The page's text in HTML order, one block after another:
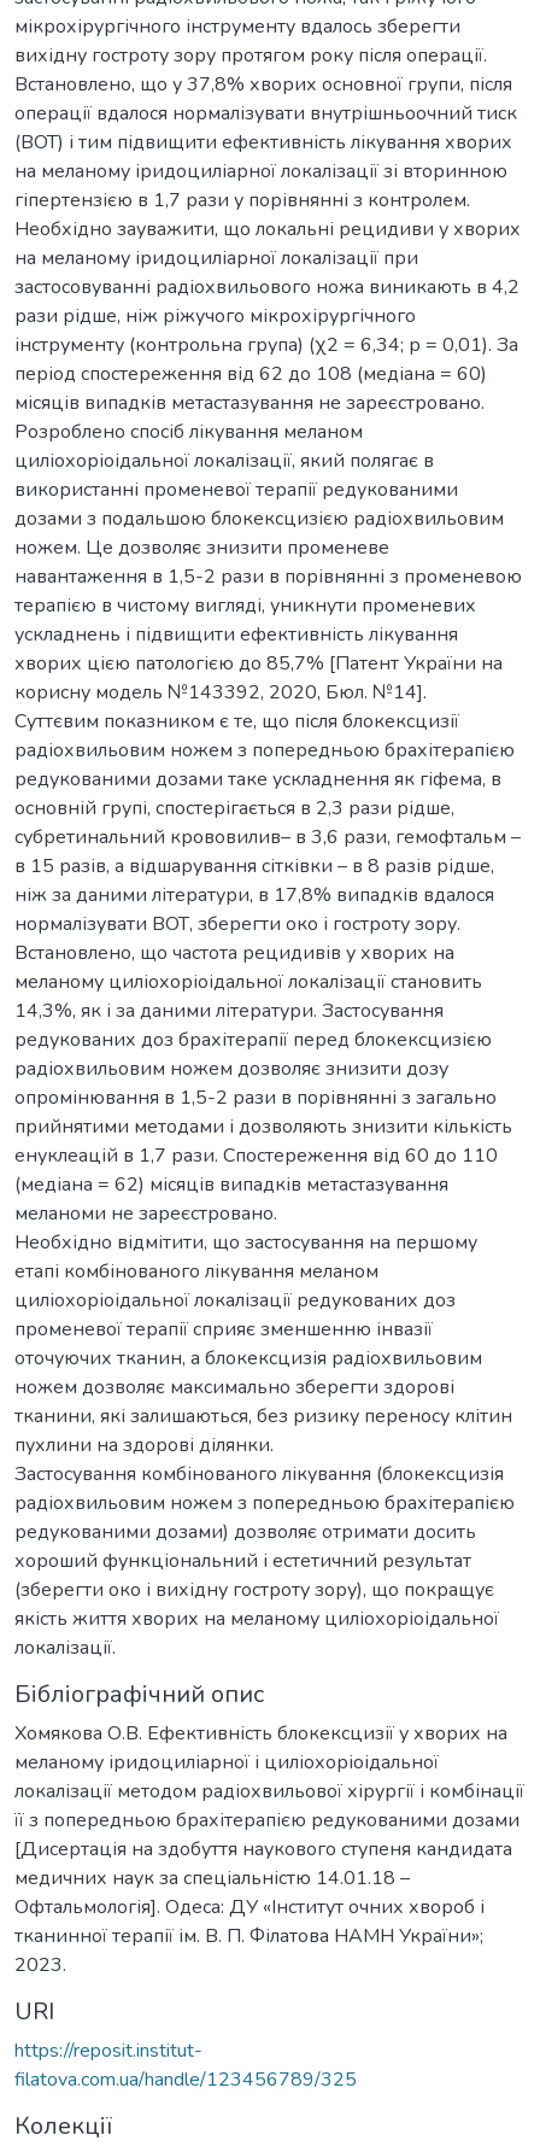
мікрохірургічного інструменту вдалось зберегти
вихідну гостроту зору протягом року після операції.
Встановлено, що у 37,8% хворих основної групи, після
операції вдалося нормалізувати внутрішньоочний тиск
(ВОТ) і тим підвищити ефективність лікування хворих
на меланому іридоциліарної локалізації зі вторинною
гіпертензією в 1,7 рази у порівнянні з контролем.
Необхідно зауважити, що локальні рецидиви у хворих
на меланому іридоциліарної локалізації при
застосовуванні радіохвильового ножа виникають в 4,2
рази рідше, ніж ріжучого мікрохірургічного
інструменту (контрольна група) (χ2 = 6,34; р = 0,01). За
період спостереження від 62 до 108 (медіана = 60)
місяців випадків метастазування не зареєстровано.
Розробленo спосіб лікування меланом
циліохоріоідальної локалізації, який полягає в
використанні променевої терапії редукованими
дозами з подальшою блокексцизією радіохвильовим
ножем. Це дозволяє знизити променеве
навантаження в 1,5-2 рази в порівнянні з променевою
терапією в чистому вигляді, уникнути променевих
ускладнень і підвищити ефективність лікування
хворих цією патологією до 85,7% [Патент України на
корисну модель №143392, 2020, Бюл. №14].
Суттєвим показником є те, що після блокексцизії
радіохвильовим ножем з попередньою брахітерапією
редукованими дозами таке ускладнення як гіфема, в
основній групі, спостерігається в 2,3 рази рідше,
субретинальний крововилив– в 3,6 рази, гемофтальм –
в 15 разів, а відшарування сітківки – в 8 разів рідше,
ніж за даними літератури, в 17,8% випадків вдалося
нормалізувати ВОТ, зберегти око і гостроту зору.
Встановлено, що частота рецидивів у хворих на
меланому циліохоріоідальної локалізації становить
14,3%, як і за даними літератури. Застосування
редукованих доз брахітерапії перед блокексцизією
радіохвильовим ножем дозволяє знизити дозу
опромінювання в 1,5-2 рази в порівнянні з загально
прийнятими методами і дозволяють знизити кількість
енуклеацій в 1,7 рази. Спостереження від 60 до 110
(медіана = 62) місяців випадків метастазування
меланоми не зареєстровано.
Необхідно відмітити, що застосування на першому
етапі комбінованого лікування меланом
циліохоріоідальної локалізації редукованих доз
променевої терапії сприяє зменшенню інвазії
оточуючих тканин, а блокексцизія радіохвильовим
ножем дозволяє максимально зберегти здорові
тканини, які залишаються, без ризику переносу клітин
пухлини на здорові ділянки.
Застосування комбінованого лікування (блокексцизія
радіохвильовим ножем з попередньою брахітерапією
редукованими дозами) дозволяє отримати досить
хороший функціональний і естетичний результат
(зберегти око і вихідну гостроту зору), що покращує
якість життя хворих на меланому циліохоріоідальної
локалізації.
Бібліографічний опис
Хомякова О.В. Ефективність блокексцизії у хворих на
меланому іридоциліарної і циліохоріоідальної
локалізації методом радіохвильової хірургії і комбінації
її з попередньою брахітерапією редукованими дозами
[Дисертація на здобуття наукового ступеня кандидата
медичних наук за спеціальністю 14.01.18 –
Офтальмологія]. Одеса: ДУ «Інститут очних хвороб і
тканинної терапії ім. В. П. Філатова НАМН України»;
2023.
URI
https://reposit.institut-
filatova.com.ua/handle/123456789/325
Колекції